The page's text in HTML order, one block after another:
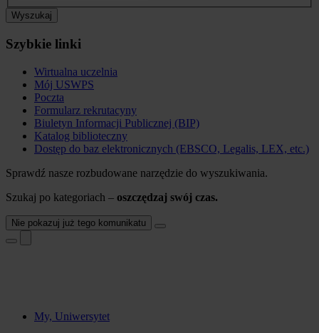
Wyszukaj
Szybkie linki
Wirtualna uczelnia
Mój USWPS
Poczta
Formularz rekrutacyny
Biuletyn Informacji Publicznej (BIP)
Katalog biblioteczny
Dostęp do baz elektronicznych (EBSCO, Legalis, LEX, etc.)
Sprawdź nasze rozbudowane narzędzie do wyszukiwania.
Szukaj po kategoriach – oszczędzaj swój czas.
Nie pokazuj już tego komunikatu
My, Uniwersytet